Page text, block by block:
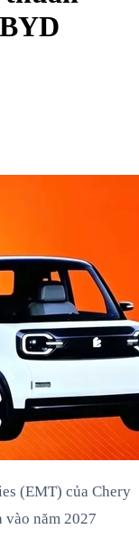
(EMT) của Chery
vào năm 2027